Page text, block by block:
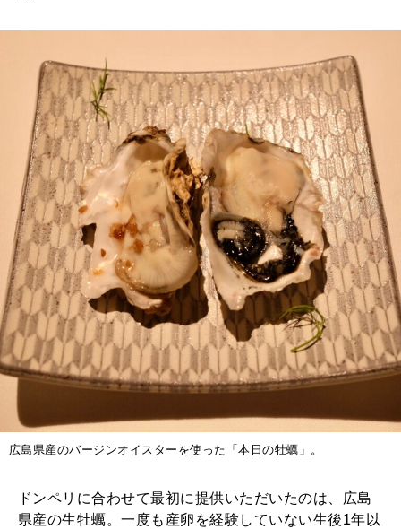
広島県産のバージンオイスターを使った「本日の牡蠣」。
ドンペリに合わせて最初に提供いただいたのは、広島
県産の生牡蠣。一度も産卵を経験していない生後1年以